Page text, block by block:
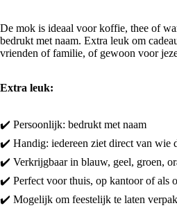
De mok is ideaal voor koffie, thee of
bedrukt met naam. Extra leuk om
vrienden of familie, of gewoon voor
Extra leuk:
✔️ Persoonlijk: bedrukt met naam
✔️ Handig: iedereen ziet direct van wie
✔️ Verkrijgbaar in blauw, geel, groen,
✔️ Perfect voor thuis, op kantoor of als
✔️ Mogelijk om feestelijk te laten